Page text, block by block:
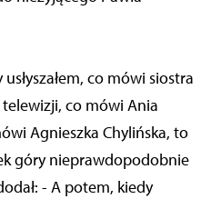
co mówi siostra
co mówi Ania
Agnieszka Chylińska, to
góry nieprawdopodobnie
- A potem, kiedy